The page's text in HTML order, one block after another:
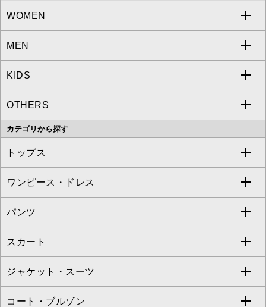
WOMEN
a.v.v
MICHEL KLEIN
MK MICHEL KLEIN
OFUON le MK
MEN
a.v.v
MICHEL KLEIN HOMME
MK MICHEL KLEIN HOMME
KIDS
a.v.v
OTHERS
MK MICHEL KLEIN BAG
カテゴリから探す
トップス
すべてのトップス
カットソー・Tシャツ
ブラウス・シャツ
ニット・セーター
カーディガン
ワンピース・ドレス
すべてのワンピース・ドレス
ワンピース
ドレス
チュニック
パンツ
すべてのパンツ
フルレングスパンツ
クロップド・半端丈パンツ
スカート
すべてのスカート
ロング・マキシ丈スカート
ジャケット・スーツ
すべてのジャケット・スーツ
コート・ブルゾン